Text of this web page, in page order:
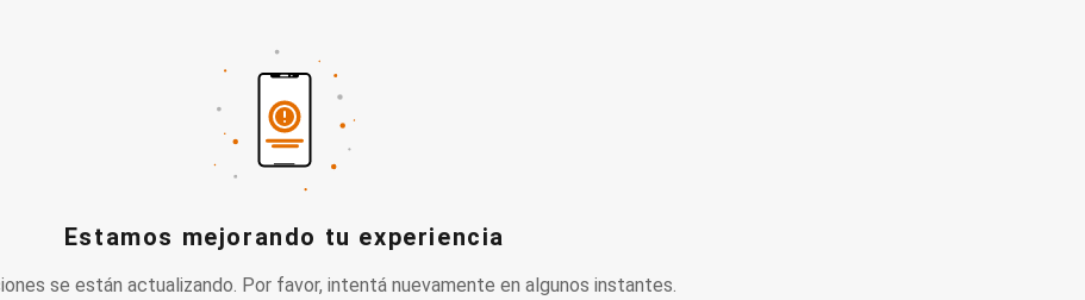
Estamos mejorando tu experiencia
se están actualizando. Por favor, intentá nuevamente en algunos instantes.